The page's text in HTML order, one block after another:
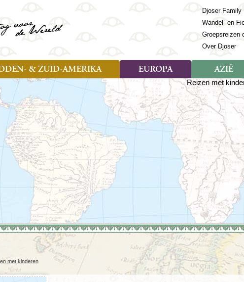
Djoser Family
Wandel- en
Groepsreizen
Over Djoser
Landen
Angola
Benin
Botswana
Egypte
Ghana
Kaapverdië
Kenia
Madagaskar
Mozambique
Namibië
Sao Tomé en Principe
Swaziland
Tanzania
Togo
Zambia
Zanzibar
Zimbabwe
& ZUID-AMERIKA
(25)
(11)
Belize
Bolivia
Brazilië
Chili
Colombia
Costa Rica
Cuba
Ecuador
El Salvador
(Frans) Guyana
Galapagos
Guatemala
Honduras
Mexico
Nicaragua
Paaseiland
Paraguay
Suriname
EUROPA
Soort reizen
Rondreis (28)
Familiereis (11)
Fietsreis (8)
Wandelreis (23)
Azoren
Balkan
Estland
Finland
AZIË
Soort reizen
Rondreis (57)
Familiereis (22)
Fietsreis (3)
Cultuur (28)
Natuur (16)
Nieuwe reizen
Rondreis China
dagen
Rondreis
Molukken, 22
met kinderen